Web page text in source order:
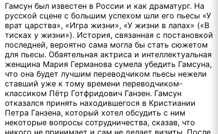
Гамсун был известен в России и как драматург. На
русской сцене с большим успехом шли его пьесы «У
врат царства», «Игра жизни», «У жизни в лапах» («В
тисках у жизни»). История, связанная с постановкой
последней, вероятно сама могла бы стать сюжетом
для пьесы. Обаятельная актриса и интеллектуальная
женщина Мария Германова сумела убедить Гамсуна,
что она будет лучшим переводчиком пьесы нежели
ставший уже к тому времени переводчиком-
классиком Пётр Готфридович Ганзен. Гамсун
отказался принять находившегося в Кристиании
Петра Ганзена, который хотел обсудить с ним
некоторые вопросы сотрудничества, сказав, что
никого не принимает и сам не делает визиты. После